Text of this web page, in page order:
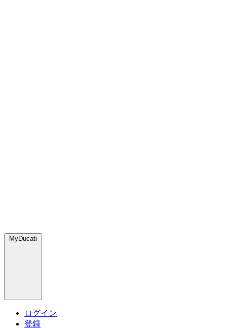
MyDucati
ログイン
登録